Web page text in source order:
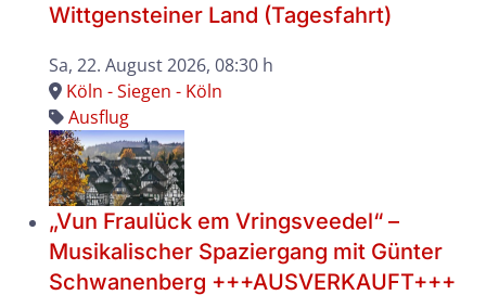
Wittgensteiner Land (Tagesfahrt)
Sa, 22. August 2026, 08:30 h
Köln - Siegen - Köln
Ausflug
„Vun Fraulück em Vringsveedel“ –
Musikalischer Spaziergang mit Günter
Schwanenberg +++AUSVERKAUFT+++